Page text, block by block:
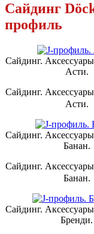
Сайдинг
профиль
Сайдинг.
Асти.
Сайдинг.
Асти.
Сайдинг.
Банан.
Сайдинг.
Банан.
Сайдинг.
Бренди.